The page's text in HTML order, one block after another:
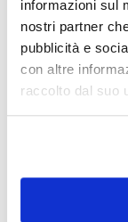
informazioni sul
nostri partner
pubblicità e
con altre
raccolto dal suo